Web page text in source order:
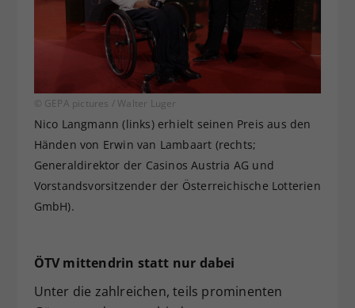
© GEPA pictures / Walter Luger
Nico Langmann (links) erhielt seinen Preis aus den
Händen von Erwin van Lambaart (rechts;
Generaldirektor der Casinos Austria AG und
Vorstandsvorsitzender der Österreichische Lotterien
GmbH).
ÖTV mittendrin statt nur dabei
Unter die zahlreichen, teils prominenten